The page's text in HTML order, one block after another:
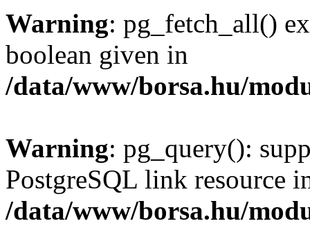
Warning: pg_fetch_all()
boolean given in
/data/www/borsa.hu/
Warning: pg_query():
PostgreSQL link resource
/data/www/borsa.hu/